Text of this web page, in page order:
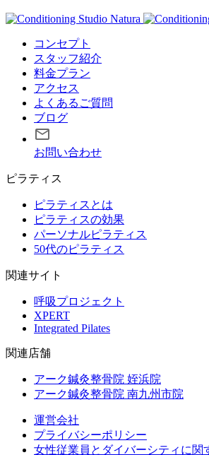
コンセプト
スタッフ紹介
料金プラン
アクセス
よくあるご質問
ブログ
お問い合わせ
ピラティス
ピラティスとは
ピラティスの効果
パーソナルピラティス
50代のピラティス
関連サイト
呼吸プロジェクト
XPERT
Integrated Pilates
関連店舗
アーク鍼灸整骨院 姪浜院
アーク鍼灸整骨院 南九州市院
運営会社
プライバシーポリシー
女性従業員とダイバーシティに関